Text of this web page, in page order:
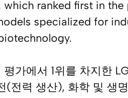
which ranked first in
specialized for
가에서 1위를 차지한
(전력 생산), 화학 및 생